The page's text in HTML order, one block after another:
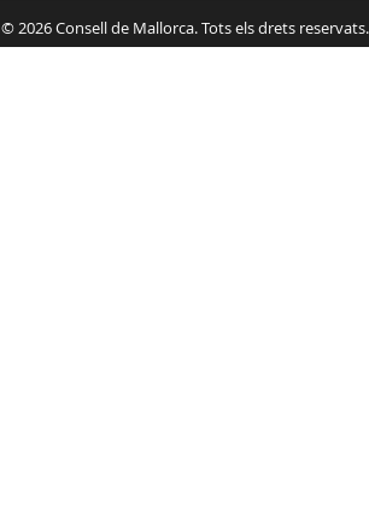
© 2026 Consell de Mallorca. Tots els drets reservats.